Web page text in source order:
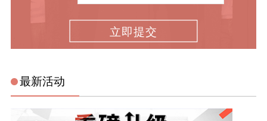
立即提交
最新活动